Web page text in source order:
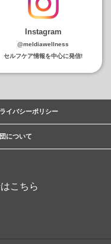
Instagram
@meldiawellness
セルフケア情報を中心に発信!
イバシーポリシー
について
こちら